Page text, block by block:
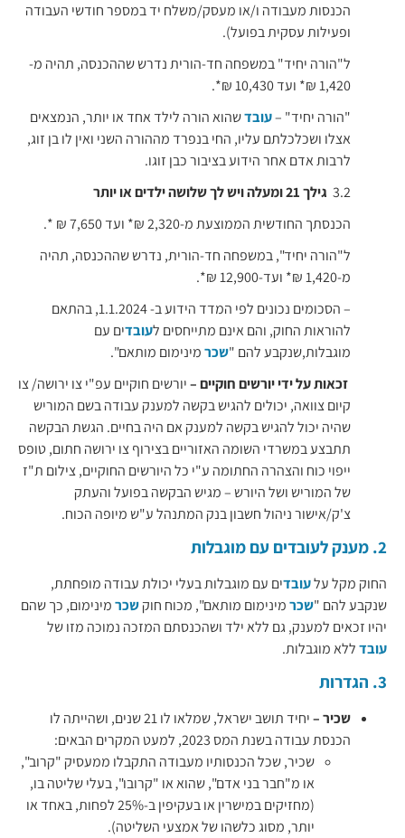
הכנסות מעבודה ו/או מעסק/משלח יד במספר חודשי העבודה
ופעילות עסקית בפועל).
ל"הורה יחיד" במשפחה חד-הורית נדרש שההכנסה, תהיה מ-
1,420 ₪* ועד 10,430 ₪*.
"הורה יחיד" – עובדשהוא הורה לילד אחד או יותר, הנמצאים
אצלו ושכלכלתם עליו, החי בנפרד מההורה השני ואין לו בן זוג,
לרבות אדם אחר הידוע בציבור כבן זוגו.
3.2 גילך 21 ומעלה ויש לך שלושה ילדים או יותר
הכנסתך החודשית הממוצעת מ-2,320 ₪* ועד 7,650 ₪ *.
ל"הורה יחיד", במשפחה חד-הורית, נדרש שההכנסה, תהיה
מ-1,420 ₪* ועד-12,900 ₪*.
– הסכומים נכונים לפי המדד הידוע ב- 1.1.2024, בהתאם
להוראות החוק, והם אינם מתייחסים ל עובדים עם
מוגבלות,שנקבע להם " שכרמינימום מותאם".
זכאות על ידי יורשים חוקיים –יורשים חוקיים עפ"י צו ירושה/ צו
קיום צוואה, יכולים להגיש בקשה למענק עבודה בשם המוריש
שהיה יכול להגיש בקשה למענק אם היה בחיים. הגשת הבקשה
תתבצע במשרדי השומה האזוריים בצירוף צו ירושה חתום, טופס
ייפוי כוח והצהרה החתומה ע"י כל היורשים החוקיים, צילום ת"ז
של המוריש ושל היורש – מגיש הבקשה בפועל והעתק
צ'ק/אישור ניהול חשבון בנק המתנהל ע"ש מיופה הכוח.
החוק מקל עלעובדים עם מוגבלות בעלי יכולת עבודה מופחתת,
שנקבע להם " שכרמינימום מותאם", מכוח חוקשכרמינימום, כך שהם
יהיו זכאים למענק, גם ללא ילד ושהכנסתם המזכה נמוכה מזו של
עובדללא מוגבלות.
שכיר –
יחיד תושב ישראל, שמלאו לו 21 שנים, ושהייתה לו
הכנסת עבודה בשנת המס 2023, למעט המקרים הבאים:
שכיר, שכל הכנסותיו מעבודה התקבלו ממעסיק "קרוב",
או מ"חבר בני אדם", שהוא או "קרובו", בעלי שליטה בו,
(מחזיקים במישרין או בעקיפין ב-25% לפחות, באחד או
יותר, מסוג כלשהו של אמצעי השליטה).